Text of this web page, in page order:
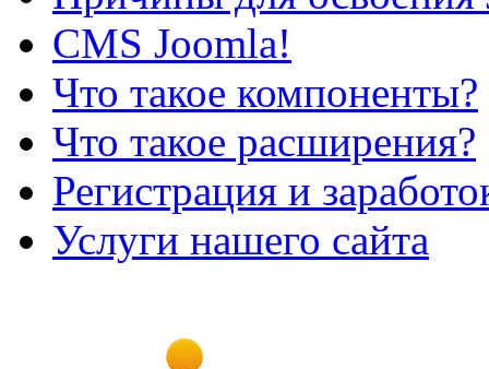
CMS Joomla!
Что такое компоненты?
Что такое расширения?
Регистрация и
Услуги нашего сайта